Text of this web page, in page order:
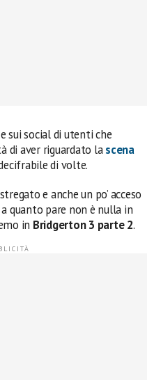
sui social di utenti che
di aver riguardato lascena
di volte.
e anche un po’ acceso
quanto pare non è nulla in
in Bridgerton 3 parte 2.